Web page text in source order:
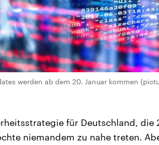
werden ab dem 20. Januar kommen
für Deutschland,
niemandem zu nahe treten.